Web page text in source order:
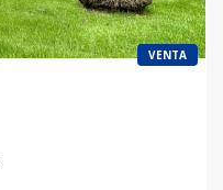
VENTA